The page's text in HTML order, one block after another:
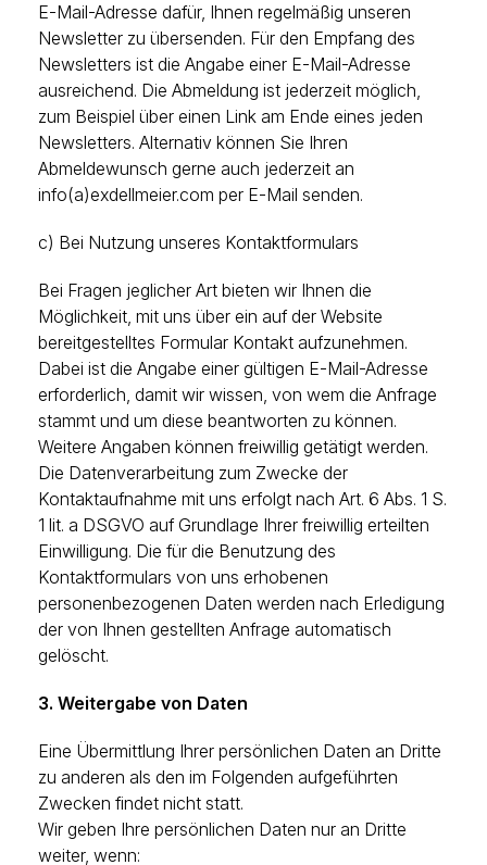
E-Mail-Adresse dafür, Ihnen regelmäßig unseren
Newsletter zu übersenden. Für den Empfang des
Newsletters ist die Angabe einer E-Mail-Adresse
ausreichend. Die Abmeldung ist jederzeit möglich,
zum Beispiel über einen Link am Ende eines jeden
Newsletters. Alternativ können Sie Ihren
Abmeldewunsch gerne auch jederzeit an
info(a)exdellmeier.com per E-Mail senden.
c) Bei Nutzung unseres Kontaktformulars
Bei Fragen jeglicher Art bieten wir Ihnen die
Möglichkeit, mit uns über ein auf der Website
bereitgestelltes Formular Kontakt aufzunehmen.
Dabei ist die Angabe einer gültigen E-Mail-Adresse
erforderlich, damit wir wissen, von wem die Anfrage
stammt und um diese beantworten zu können.
Weitere Angaben können freiwillig getätigt werden.
Die Datenverarbeitung zum Zwecke der
Kontaktaufnahme mit uns erfolgt nach Art. 6 Abs. 1 S.
1 lit. a DSGVO auf Grundlage Ihrer freiwillig erteilten
Einwilligung. Die für die Benutzung des
Kontaktformulars von uns erhobenen
personenbezogenen Daten werden nach Erledigung
der von Ihnen gestellten Anfrage automatisch
gelöscht.
3. Weitergabe von Daten
Eine Übermittlung Ihrer persönlichen Daten an Dritte
zu anderen als den im Folgenden aufgeführten
Zwecken findet nicht statt.
Wir geben Ihre persönlichen Daten nur an Dritte
weiter, wenn: